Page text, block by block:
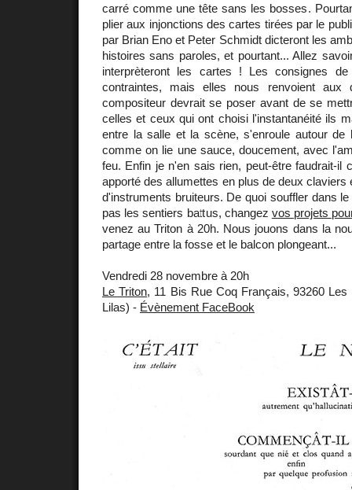
carré comme une tête sans les bosses.
plier aux injonctions des cartes tirées par le
par Brian Eno et Peter Schmidt dicteront les
histoires sans paroles, et pourtant... Allez
interprèteront les cartes ! Les consignes
contraintes, mais elles nous renvoient aux
compositeur devrait se poser avant de se
celles et ceux qui ont choisi l'instantanéité ils
entre la salle et la scène, s'enroule autour de
comme on lie une sauce, doucement, avec
feu. Enfin je n'en sais rien, peut-être faudrait-il
apporté des allumettes en plus de deux claviers
d'instruments bruiteurs. De quoi souffler dans
pas les sentiers battus, changez vos projets
venez au Triton à 20h. Nous jouons dans la
partage entre la fosse et le balcon plongeant...
Vendredi 28 novembre à 20h
Le Triton, 11 Bis Rue Coq Français, 93260
Lilas) - Évènement FaceBook